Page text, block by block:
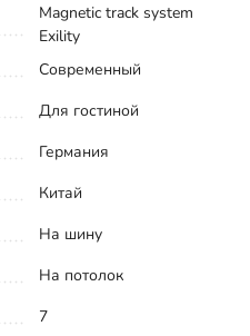
Magnetic track system
Exility
Современный
Для гостиной
Германия
Китай
На шину
На потолок
7